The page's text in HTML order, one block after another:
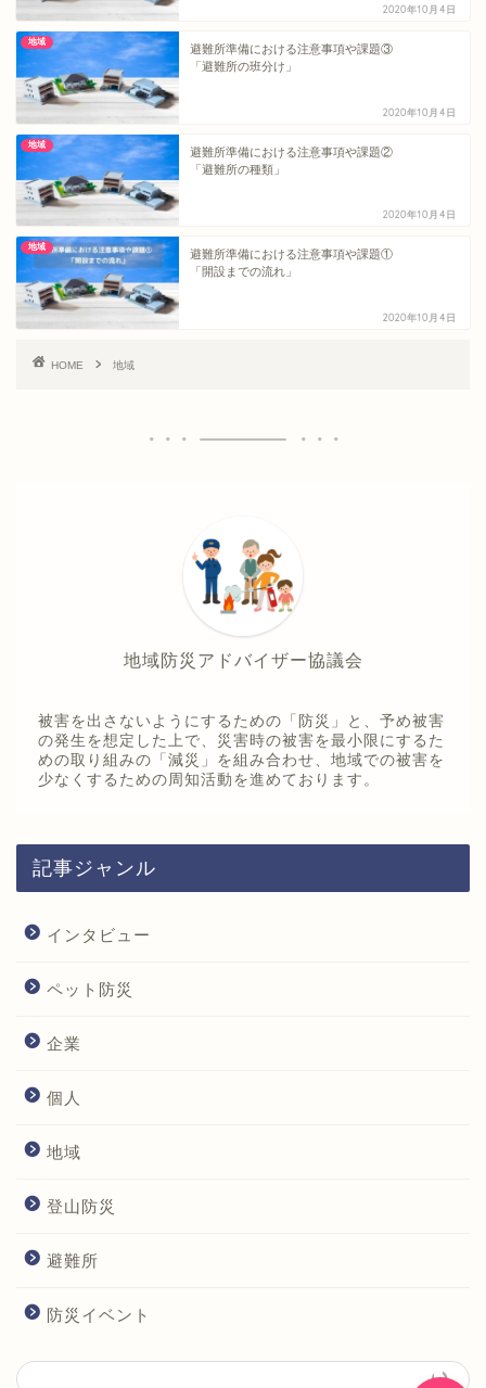
2020年10月4日
地域
避難所準備における注意事項や課題③
「避難所の班分け」
2020年10月4日
地域
避難所準備における注意事項や課題②
「避難所の種類」
2020年10月4日
地域
避難所準備における注意事項や課題①
「開設までの流れ」
2020年10月4日
HOME 地域
地域防災アドバイザー協議会
被害を出さないようにするための「防災」と、予め被害
の発生を想定した上で、災害時の被害を最小限にするた
めの取り組みの「減災」を組み合わせ、地域での被害を
少なくするための周知活動を進めております。
記事ジャンル
インタビュー
ペット防災
企業
個人
地域
登山防災
避難所
防災イベント